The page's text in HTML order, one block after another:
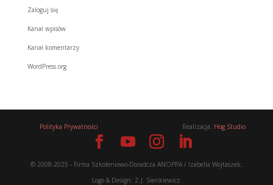
Zaloguj się
Kanał wpisów
Kanał komentarzy
WordPress.org
Polityka Prywatności Realizacja: Hog Studio
© 2008-2025 - Firma Szkoleniowo-Doradcza ANOPPA / Izabella Wojtaszek;
Logo & Design: Z.J. Sienkiewicz